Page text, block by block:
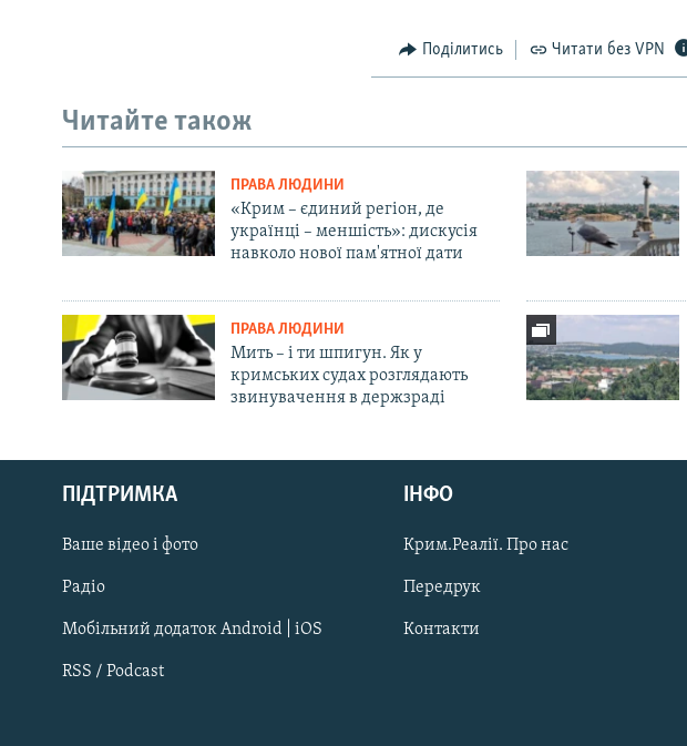
Русский
Qırımtatar
ДОЛУЧАЙСЯ!
Поділитись Читати без VPN
Читайте також
ПРАВА ЛЮДИНИ
«Крим – єдиний регіон, де
українці – меншість»: дискусія
навколо нової пам'ятної дати
ПРАВА ЛЮДИНИ
Мить – і ти шпигун. Як у
кримських судах розглядають
звинувачення в держзраді
ПІДТРИМКА
Ваше відео і фото
Радіо
Мобільний додаток Android | iOS
RSS / Podcast
ІНФО
Крим.Реалії. Про нас
Передрук
Контакти